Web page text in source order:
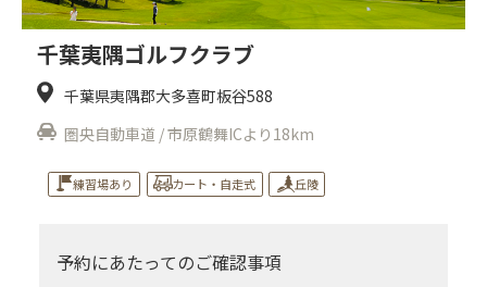
千葉夷隅ゴルフクラブ
千葉県夷隅郡大多喜町板谷588
圏央自動車道 / 市原鶴舞ICより18km
練習場あり カート・自走式 丘陵
予約にあたってのご確認事項